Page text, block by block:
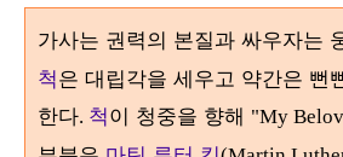
가사는 권력의 본질과 싸우자는
척은 대립각을 세우고 약간은 뻔
한다. 척이 청중을 향해 "My